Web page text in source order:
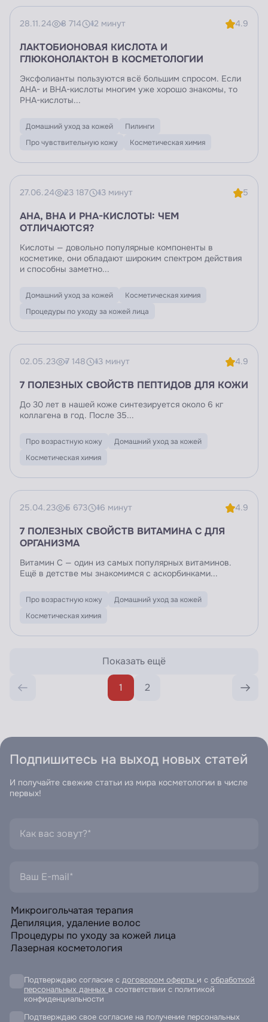
28.11.24 8 714 12 минут 4.9
ЛАКТОБИОНОВАЯ КИСЛОТА И
ГЛЮКОНОЛАКТОН В КОСМЕТОЛОГИИ
Эксфолианты пользуются всё большим спросом. Если
AHA- и BHA-кислоты многим уже хорошо знакомы, то
PHA-кислоты...
Домашний уход за кожей
Пилинги
Про чувствительную кожу
Косметическая химия
27.06.24 23 187 13 минут 5
AHA, BHA И PHА-КИСЛОТЫ: ЧЕМ
ОТЛИЧАЮТСЯ?
Кислоты — довольно популярные компоненты в
косметике, они обладают широким спектром действия
и способны заметно...
Домашний уход за кожей
Косметическая химия
Процедуры по уходу за кожей лица
02.05.23 7 148 13 минут 4.9
7 ПОЛЕЗНЫХ СВОЙСТВ ПЕПТИДОВ ДЛЯ КОЖИ
До 30 лет в нашей коже синтезируется около 6 кг
коллагена в год. После 35...
Про возрастную кожу
Домашний уход за кожей
Косметическая химия
25.04.23 5 673 16 минут 4.9
7 ПОЛЕЗНЫХ СВОЙСТВ ВИТАМИНА C ДЛЯ
ОРГАНИЗМА
Витамин C — один из самых популярных витаминов.
Ещё в детстве мы знакомимся с аскорбинками...
Про возрастную кожу
Домашний уход за кожей
Косметическая химия
Показать ещё
1 2
Подпишитесь на выход новых статей
И получайте свежие статьи из мира косметологии в числе
первых!
Подтверждаю согласие с договором оферты и с обработкой
персональных данных в соответствии с политикой
конфиденциальности
Подтверждаю свое согласие на получение персональных